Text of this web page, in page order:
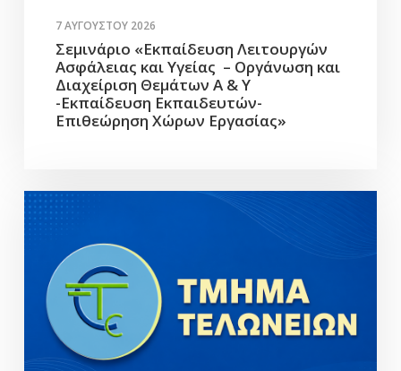
7 ΑΥΓΟΎΣΤΟΥ 2026
Σεμινάριο «Εκπαίδευση Λειτουργών
Ασφάλειας και Υγείας – Οργάνωση και
Διαχείριση Θεμάτων Α & Υ
-Εκπαίδευση Εκπαιδευτών-
Επιθεώρηση Χώρων Εργασίας»